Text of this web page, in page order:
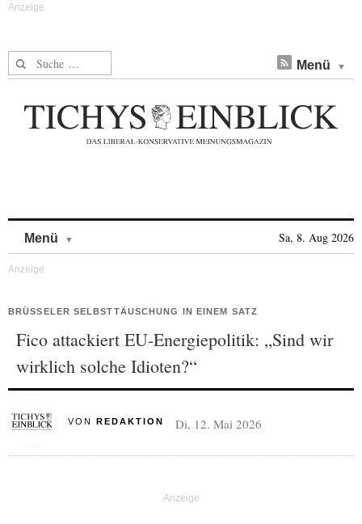
Suche nach: Menü
Menü Sa, 8. Aug 2026
BRÜSSELER SELBSTTÄUSCHUNG IN EINEM SATZ
Fico attackiert EU-Energiepolitik: „Sind wir
wirklich solche Idioten?“
VON REDAKTION Di, 12. Mai 2026